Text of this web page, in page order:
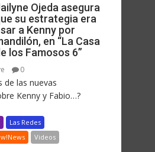
Ojeda asegura
su estrategia era
a Kenny por
en “La Casa
los Famosos 6”
0
de las nuevas
Kenny y Fabio…?
Las Redes
Videos